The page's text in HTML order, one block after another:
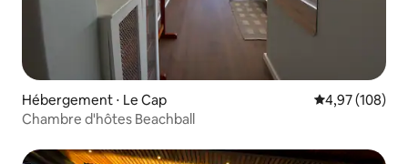
Hébergement ⋅ Le Cap Évaluation
4,97 (108)
Chambre d'hôtes Beachball